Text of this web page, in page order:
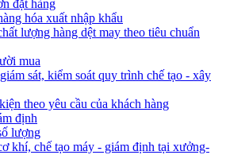
đặt hàng
hóa xuất nhập khẩu
lượng hàng dệt may theo tiêu chuẩn
mua
sát, kiểm soát quy trình chế tạo - xây
theo yêu cầu của khách hàng
định
lượng
khí, chế tạo máy - giám định tại xưởng-